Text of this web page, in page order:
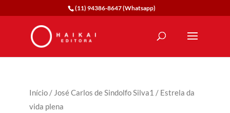
(11) 94386-8647 (Whatsapp)
Início/ José Carlos de Sindolfo Silva1 / Estrela da
vida plena